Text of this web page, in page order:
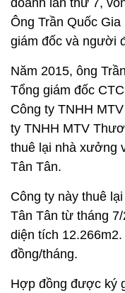
doanh lần thứ 7,
Ông Trần Quốc
giám đốc và người
Năm 2015, ông
Tổng giám đốc
Công ty TNHH
ty TNHH MTV
thuê lại nhà xưởng
Tân Tân.
Công ty này thuê
Tân Tân từ tháng
diện tích
đồng/tháng.
Hợp đồng được ký